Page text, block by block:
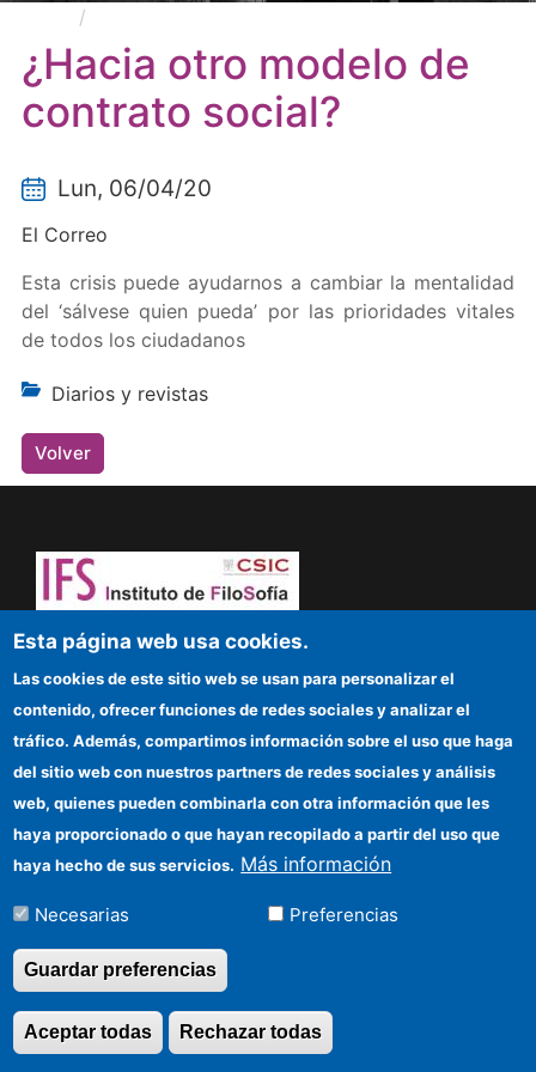
¿Hacia otro modelo de
contrato social?
Lun, 06/04/20
El Correo
Esta crisis puede ayudarnos a cambiar la mentalidad
del ‘sálvese quien pueda’ por las prioridades vitales
de todos los ciudadanos
Diarios y revistas
Volver
¡Atrévete a pensar! Sapere aude
IFS
Organismos financiadores
Cómo llegar
Información para proveedores
©Copyright 2026 Todos los derechos
reservados
Esta página web usa cookies.
Las cookies de este sitio web se usan para personalizar el
contenido, ofrecer funciones de redes sociales y analizar el
tráfico. Además, compartimos información sobre el uso que haga
del sitio web con nuestros partners de redes sociales y análisis
web, quienes pueden combinarla con otra información que les
haya proporcionado o que hayan recopilado a partir del uso que
haya hecho de sus servicios. Más información
Necesarias Preferencias
Guardar preferencias
Rechazar todas
Aceptar todas